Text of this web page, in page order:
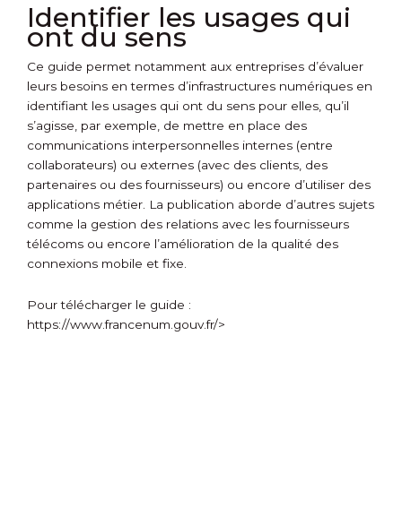
Identifier les usages qui
ont du sens
Ce guide permet notamment aux entreprises d’évaluer
leurs besoins en termes d’infrastructures numériques en
identifiant les usages qui ont du sens pour elles, qu’il
s’agisse, par exemple, de mettre en place des
communications interpersonnelles internes (entre
collaborateurs) ou externes (avec des clients, des
partenaires ou des fournisseurs) ou encore d’utiliser des
applications métier. La publication aborde d’autres sujets
comme la gestion des relations avec les fournisseurs
télécoms ou encore l’amélioration de la qualité des
connexions mobile et fixe.
Pour télécharger le guide :
https://www.francenum.gouv.fr/>